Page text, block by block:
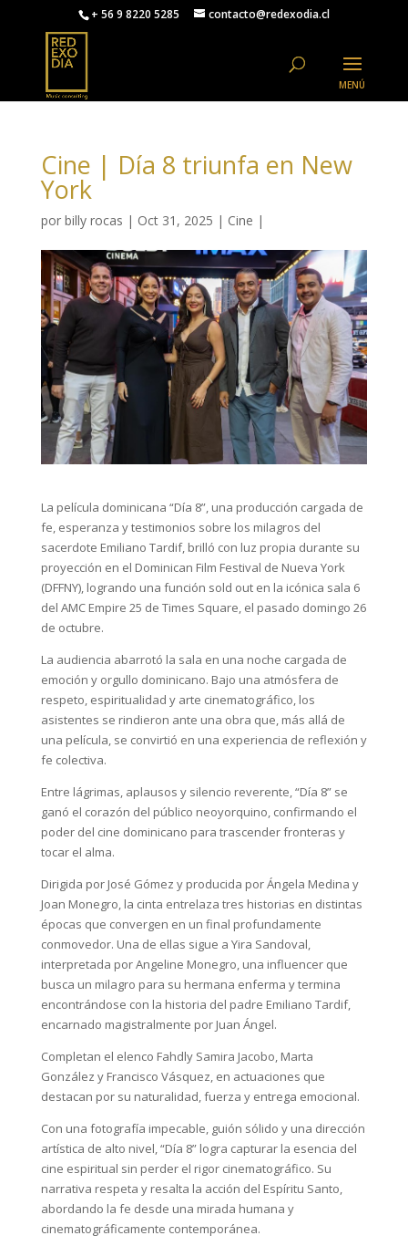
+ 56 9 8220 5285 contacto@redexodia.cl
Cine | Día 8 triunfa en New
York
por billy rocas | Oct 31, 2025 | Cine |
La película dominicana “Día 8”, una producción cargada de
fe, esperanza y testimonios sobre los milagros del
sacerdote Emiliano Tardif, brilló con luz propia durante su
proyección en el Dominican Film Festival de Nueva York
(DFFNY), logrando una función sold out en la icónica sala 6
del AMC Empire 25 de Times Square, el pasado domingo 26
de octubre.
La audiencia abarrotó la sala en una noche cargada de
emoción y orgullo dominicano. Bajo una atmósfera de
respeto, espiritualidad y arte cinematográfico, los
asistentes se rindieron ante una obra que, más allá de
una película, se convirtió en una experiencia de reflexión y
fe colectiva.
Entre lágrimas, aplausos y silencio reverente, “Día 8” se
ganó el corazón del público neoyorquino, confirmando el
poder del cine dominicano para trascender fronteras y
tocar el alma.
Dirigida por José Gómez y producida por Ángela Medina y
Joan Monegro, la cinta entrelaza tres historias en distintas
épocas que convergen en un final profundamente
conmovedor. Una de ellas sigue a Yira Sandoval,
interpretada por Angeline Monegro, una influencer que
busca un milagro para su hermana enferma y termina
encontrándose con la historia del padre Emiliano Tardif,
encarnado magistralmente por Juan Ángel.
Completan el elenco Fahdly Samira Jacobo, Marta
González y Francisco Vásquez, en actuaciones que
destacan por su naturalidad, fuerza y entrega emocional.
Con una fotografía impecable, guión sólido y una dirección
artística de alto nivel, “Día 8” logra capturar la esencia del
cine espiritual sin perder el rigor cinematográfico. Su
narrativa respeta y resalta la acción del Espíritu Santo,
abordando la fe desde una mirada humana y
cinematográficamente contemporánea.